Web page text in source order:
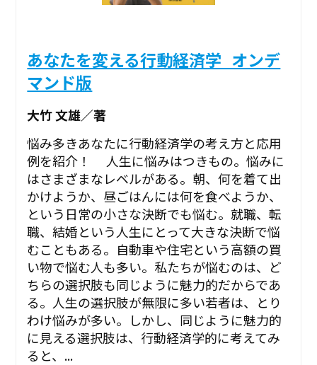
あなたを変える行動経済学_オンデ
マンド版
大竹 文雄／著
悩み多きあなたに行動経済学の考え方と応用
例を紹介！ 人生に悩みはつきもの。悩みに
はさまざまなレベルがある。朝、何を着て出
かけようか、昼ごはんには何を食べようか、
という日常の小さな決断でも悩む。就職、転
職、結婚という人生にとって大きな決断で悩
むこともある。自動車や住宅という高額の買
い物で悩む人も多い。私たちが悩むのは、ど
ちらの選択肢も同じように魅力的だからであ
る。人生の選択肢が無限に多い若者は、とり
わけ悩みが多い。しかし、同じように魅力的
に見える選択肢は、行動経済学的に考えてみ
ると、...